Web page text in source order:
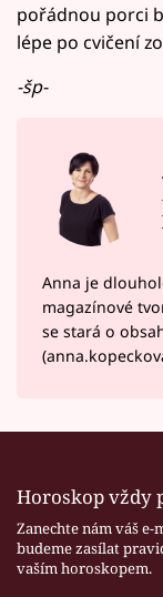
pořádnou porci
lépe po cvičení
-šp-
Anna je
magazínové
se stará o
Horoskop vždy
Zanechte nám váš e-
budeme zasílat
vaším horoskopem.